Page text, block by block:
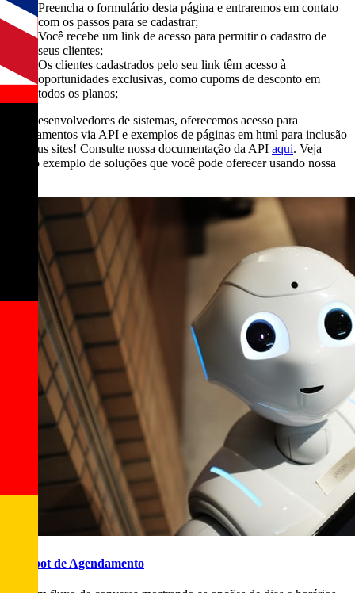
Preencha o formulário desta página e entraremos em contato
com os passos para se cadastrar;
Você recebe um link de acesso para permitir o cadastro de
seus clientes;
Os clientes cadastrados pelo seu link têm acesso à
oportunidades exclusivas, como cupoms de desconto em
todos os planos;
Para desenvolvedores de sistemas, oferecemos acesso para
agendamentos via API e exemplos de páginas em html para inclusão
nos seus sites! Consulte nossa documentação da API aqui. Veja
abaixo exemplo de soluções que você pode oferecer usando nossa
Chatbot de Agendamento